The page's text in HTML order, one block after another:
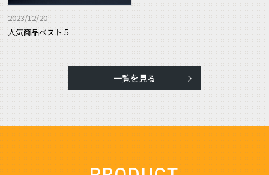
2023/12/20
人気商品ベスト５
一覧を見る